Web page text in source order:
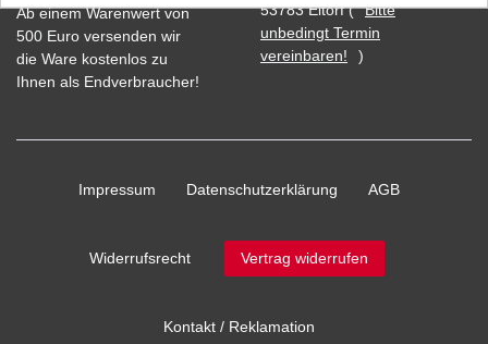
Ab einem Warenwert von
500 Euro versenden wir
die Ware kostenlos zu
Ihnen als Endverbraucher!
53783 Eitorf (
Bitte
unbedingt Termin
vereinbaren!
)
Impressum Daten­schutz­erklärung AGB
Widerrufs­recht Vertrag widerrufen
Kontakt / Reklamation